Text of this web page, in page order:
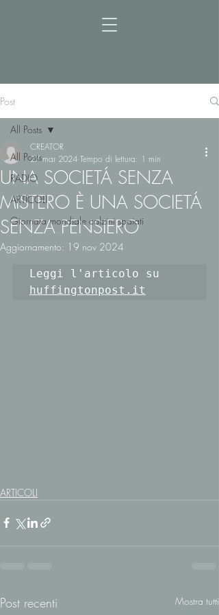
Post
All Posts
RADIO
ARTICOLI
Giornata mondiale calzini spaiati
All Posts
UNA SOCIETÁ SENZA
MISTERO È UNA SOCIETÁ
SENZA PENSIERO
CREATOR
27 mar 2024 Tempo di lettura: 1 min
Aggiornamento: 19 nov 2024
huffingtonpost.it
ARTICOLI
Post recenti Mostra tutti